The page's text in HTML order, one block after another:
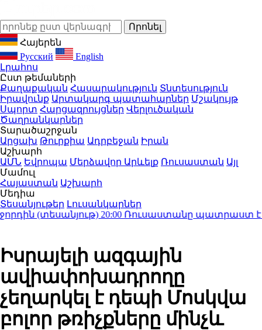
Հայերեն
Русский
English
Լրահոս
Ըստ թեմաների
Քաղաքական Հասարակություն Տնտեսություն
Իրավունք Արտակարգ պատահարներ Մշակույթ
Սպորտ Հարցազրույցներ Վերլուծական
Ծաղրանկարներ
Տարածաշրջան
Արցախ Թուրքիա Ադրբեջան Իրան
Աշխարհ
ԱՄՆ Եվրոպա Մերձավոր Արևելք Ռուսաստան Այլ
Մամուլ
Հայաստան Աշխարհ
Մեդիա
Տեսանյութեր Լուսանկարներ
(տեսանյութ)20:00Ռուսաստանը պատրաստ է
Իսրայելի ազգային
ավիափոխադրողը
չեղարկել է դեպի Մոսկվա
բոլոր թռիչքները մինչև